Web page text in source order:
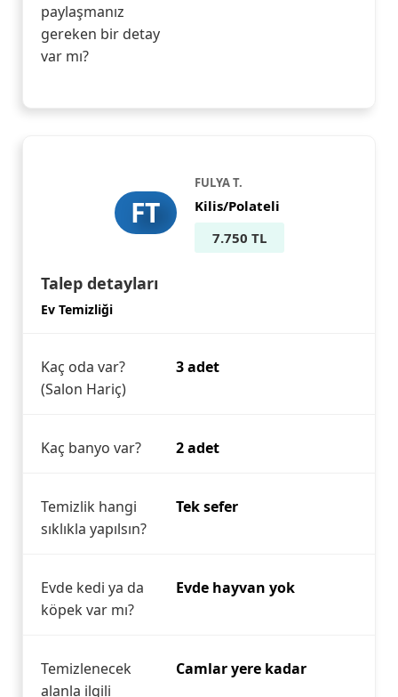
paylaşmanız
gereken bir detay
var mı?
FT
FULYA T.
Kilis/Polateli
7.750 TL
Talep detayları
Ev Temizliği
Kaç oda var?
(Salon Hariç)
3 adet
Kaç banyo var? 2 adet
Temizlik hangi
sıklıkla yapılsın?
Tek sefer
Evde kedi ya da
köpek var mı?
Evde hayvan yok
Temizlenecek
alanla ilgili
Camlar yere kadar